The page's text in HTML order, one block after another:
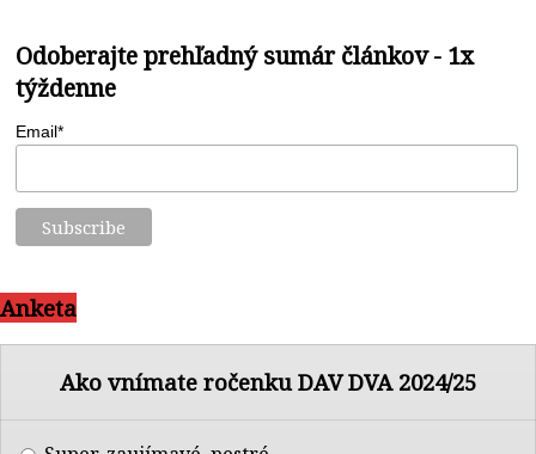
Odoberajte prehľadný sumár článkov - 1x
týždenne
Email*
Anketa
Ako vnímate ročenku DAV DVA 2024/25